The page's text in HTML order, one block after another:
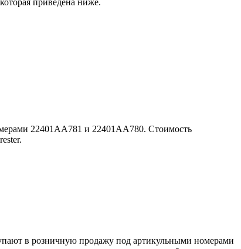
приведена ниже.
22401AA781 и 22401AA780. Стоимость
в розничную продажу под артикульными номерами